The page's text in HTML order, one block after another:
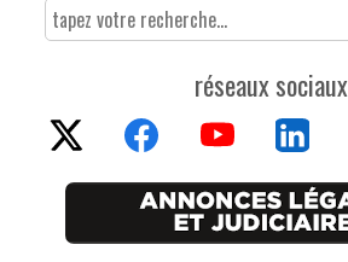
réseaux sociaux